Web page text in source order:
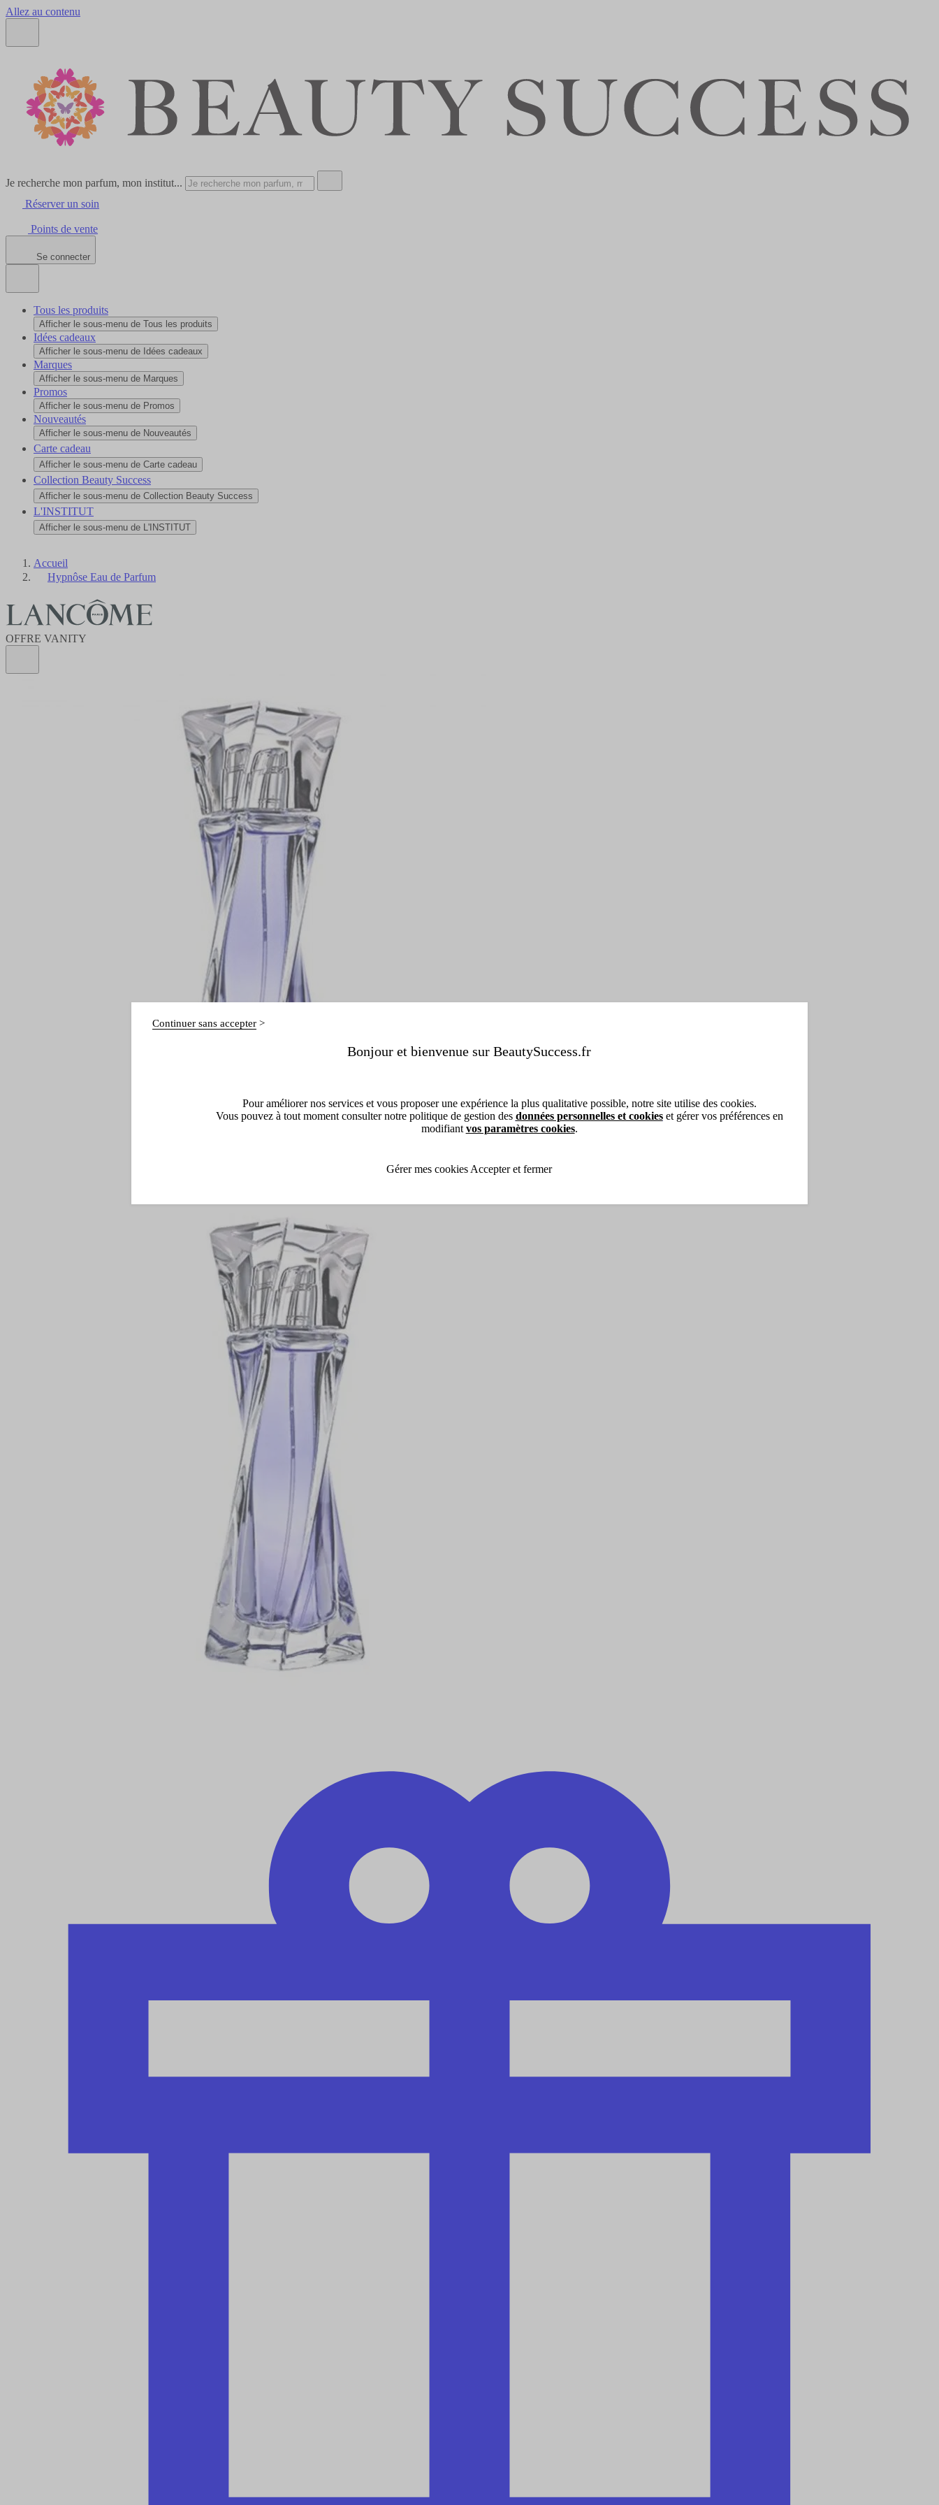
Allez au contenu
Je recherche mon parfum, mon institut...
Réserver un soin
Points de vente
Se connecter
Tous les produits
Afficher le sous-menu de Tous les produits
Idées cadeaux
Afficher le sous-menu de Idées cadeaux
Marques
Afficher le sous-menu de Marques
Promos
Afficher le sous-menu de Promos
Nouveautés
Afficher le sous-menu de Nouveautés
Carte cadeau
Afficher le sous-menu de Carte cadeau
Collection Beauty Success
Afficher le sous-menu de Collection Beauty Success
L'INSTITUT
Afficher le sous-menu de L'INSTITUT
Accueil
Hypnôse Eau de Parfum
OFFRE VANITY
Bonjour et bienvenue sur BeautySuccess.fr
Continuer sans accepter
Pour améliorer nos services et vous proposer une expérience la plus qualitative possible, notre site utilise des cookies.
Vous pouvez à tout moment consulter notre politique de gestion des données personnelles et cookieset gérer vos préférences en
modifiant vos paramètres cookies.
Gérer mes cookies Accepter et fermer